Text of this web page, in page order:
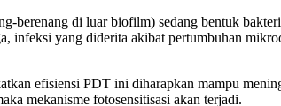
berenang di luar biofilm) sedang bentuk
infeksi yang diderita akibat pertumbuhan
efisiensi PDT ini diharapkan mampu
mekanisme fotosensitisasi akan terjadi.